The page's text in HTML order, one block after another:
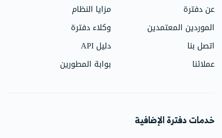
عن دفترة
مزايا النظام
الموردين المعتمدين
وكلاء دفترة
اتصل بنا
دليل API
عملائنا
بوابة المطورين
خدمات دفترة الإضافية